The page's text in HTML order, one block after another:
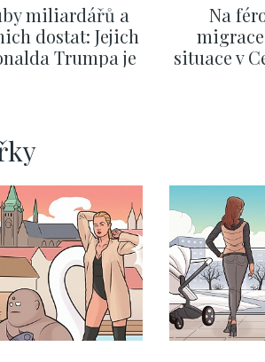
miliardářů a
dostat: Jejich
Trumpa je
Na
situace v